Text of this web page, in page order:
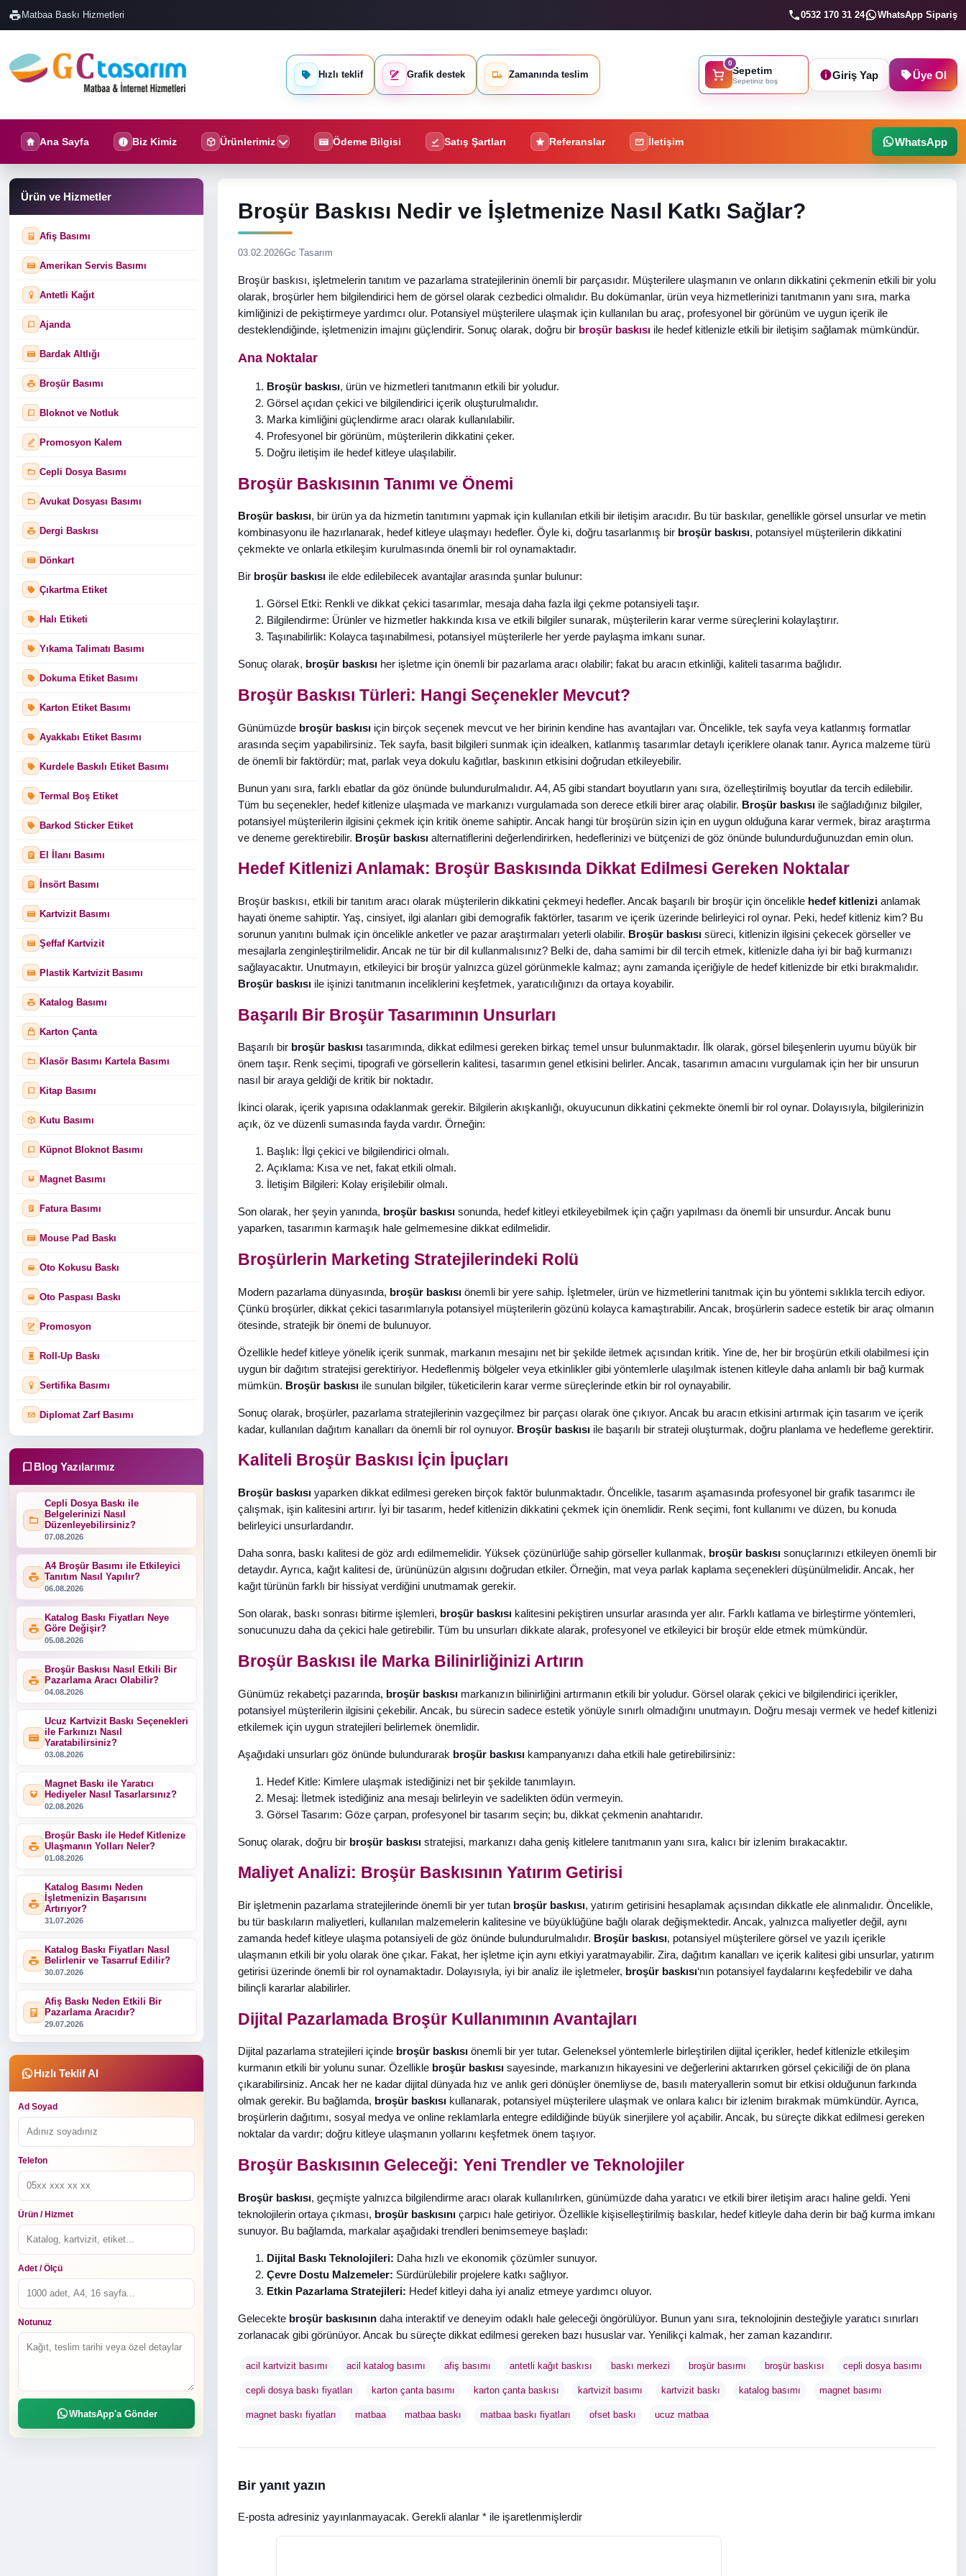
Matbaa Baskı Hizmetleri 0532 170 31 24 WhatsApp Sipariş
Hızlı teklif Grafik destek Zamanında teslim
0
Sepetim
Sepetiniz boş Giriş Yap Üye Ol
Ürünlerimiz
Ana Sayfa Biz Kimiz Ödeme Bilgisi Satış Şartları Referanslar İletişim WhatsApp
Ürün ve Hizmetler
Afiş Basımı
Amerikan Servis Basımı
Antetli Kağıt
Ajanda
Bardak Altlığı
Broşür Basımı
Bloknot ve Notluk
Promosyon Kalem
Cepli Dosya Basımı
Avukat Dosyası Basımı
Dergi Baskısı
Dönkart
Çıkartma Etiket
Halı Etiketi
Yıkama Talimatı Basımı
Dokuma Etiket Basımı
Karton Etiket Basımı
Ayakkabı Etiket Basımı
Kurdele Baskılı Etiket Basımı
Termal Boş Etiket
Barkod Sticker Etiket
El İlanı Basımı
İnsört Basımı
Kartvizit Basımı
Şeffaf Kartvizit
Plastik Kartvizit Basımı
Katalog Basımı
Karton Çanta
Klasör Basımı Kartela Basımı
Kitap Basımı
Kutu Basımı
Küpnot Bloknot Basımı
Magnet Basımı
Fatura Basımı
Mouse Pad Baskı
Oto Kokusu Baskı
Oto Paspası Baskı
Promosyon
Roll-Up Baskı
Sertifika Basımı
Diplomat Zarf Basımı
Blog Yazılarımız
Cepli Dosya Baskı ile
Belgelerinizi Nasıl
Düzenleyebilirsiniz?
07.08.2026
A4 Broşür Basımı ile Etkileyici
Tanıtım Nasıl Yapılır?
06.08.2026
Katalog Baskı Fiyatları Neye
Göre Değişir?
05.08.2026
Broşür Baskısı Nasıl Etkili Bir
Pazarlama Aracı Olabilir?
04.08.2026
Ucuz Kartvizit Baskı Seçenekleri
ile Farkınızı Nasıl
Yaratabilirsiniz?
03.08.2026
Magnet Baskı ile Yaratıcı
Hediyeler Nasıl Tasarlarsınız?
02.08.2026
Broşür Baskı ile Hedef Kitlenize
Ulaşmanın Yolları Neler?
01.08.2026
Katalog Basımı Neden
İşletmenizin Başarısını
Artırıyor?
31.07.2026
Katalog Baskı Fiyatları Nasıl
Belirlenir ve Tasarruf Edilir?
30.07.2026
Afiş Baskı Neden Etkili Bir
Pazarlama Aracıdır?
29.07.2026
Hızlı Teklif Al
Ad Soyad
Telefon
Ürün / Hizmet
Adet / Ölçü
Notunuz
WhatsApp'a Gönder
Broşür Baskısı Nedir ve İşletmenize Nasıl Katkı Sağlar?
03.02.2026Gc Tasarım
Broşür baskısı, işletmelerin tanıtım ve pazarlama stratejilerinin önemli bir parçasıdır. Müşterilere ulaşmanın ve onların dikkatini çekmenin etkili bir yolu
olarak, broşürler hem bilgilendirici hem de görsel olarak cezbedici olmalıdır. Bu dokümanlar, ürün veya hizmetlerinizi tanıtmanın yanı sıra, marka
kimliğinizi de pekiştirmeye yardımcı olur. Potansiyel müşterilere ulaşmak için kullanılan bu araç, profesyonel bir görünüm ve uygun içerik ile
desteklendiğinde, işletmenizin imajını güçlendirir. Sonuç olarak, doğru bir broşür baskısı ile hedef kitlenizle etkili bir iletişim sağlamak mümkündür.
Ana Noktalar
Broşür baskısı, ürün ve hizmetleri tanıtmanın etkili bir yoludur.
Görsel açıdan çekici ve bilgilendirici içerik oluşturulmalıdır.
Marka kimliğini güçlendirme aracı olarak kullanılabilir.
Profesyonel bir görünüm, müşterilerin dikkatini çeker.
Doğru iletişim ile hedef kitleye ulaşılabilir.
Broşür Baskısının Tanımı ve Önemi
Broşür baskısı, bir ürün ya da hizmetin tanıtımını yapmak için kullanılan etkili bir iletişim aracıdır. Bu tür baskılar, genellikle görsel unsurlar ve metin
kombinasyonu ile hazırlanarak, hedef kitleye ulaşmayı hedefler. Öyle ki, doğru tasarlanmış bir broşür baskısı, potansiyel müşterilerin dikkatini
çekmekte ve onlarla etkileşim kurulmasında önemli bir rol oynamaktadır.
Bir broşür baskısı ile elde edilebilecek avantajlar arasında şunlar bulunur:
Görsel Etki: Renkli ve dikkat çekici tasarımlar, mesaja daha fazla ilgi çekme potansiyeli taşır.
Bilgilendirme: Ürünler ve hizmetler hakkında kısa ve etkili bilgiler sunarak, müşterilerin karar verme süreçlerini kolaylaştırır.
Taşınabilirlik: Kolayca taşınabilmesi, potansiyel müşterilerle her yerde paylaşma imkanı sunar.
Sonuç olarak, broşür baskısı her işletme için önemli bir pazarlama aracı olabilir; fakat bu aracın etkinliği, kaliteli tasarıma bağlıdır.
Broşür Baskısı Türleri: Hangi Seçenekler Mevcut?
Günümüzde broşür baskısı için birçok seçenek mevcut ve her birinin kendine has avantajları var. Öncelikle, tek sayfa veya katlanmış formatlar
arasında seçim yapabilirsiniz. Tek sayfa, basit bilgileri sunmak için idealken, katlanmış tasarımlar detaylı içeriklere olanak tanır. Ayrıca malzeme türü
de önemli bir faktördür; mat, parlak veya dokulu kağıtlar, baskının etkisini doğrudan etkileyebilir.
Bunun yanı sıra, farklı ebatlar da göz önünde bulundurulmalıdır. A4, A5 gibi standart boyutların yanı sıra, özelleştirilmiş boyutlar da tercih edilebilir.
Tüm bu seçenekler, hedef kitlenize ulaşmada ve markanızı vurgulamada son derece etkili birer araç olabilir. Broşür baskısı ile sağladığınız bilgiler,
potansiyel müşterilerin ilgisini çekmek için kritik öneme sahiptir. Ancak hangi tür broşürün sizin için en uygun olduğuna karar vermek, biraz araştırma
ve deneme gerektirebilir. Broşür baskısı alternatiflerini değerlendirirken, hedeflerinizi ve bütçenizi de göz önünde bulundurduğunuzdan emin olun.
Hedef Kitlenizi Anlamak: Broşür Baskısında Dikkat Edilmesi Gereken Noktalar
Broşür baskısı, etkili bir tanıtım aracı olarak müşterilerin dikkatini çekmeyi hedefler. Ancak başarılı bir broşür için öncelikle hedef kitlenizi anlamak
hayati öneme sahiptir. Yaş, cinsiyet, ilgi alanları gibi demografik faktörler, tasarım ve içerik üzerinde belirleyici rol oynar. Peki, hedef kitleniz kim? Bu
sorunun yanıtını bulmak için öncelikle anketler ve pazar araştırmaları yeterli olabilir. Broşür baskısı süreci, kitlenizin ilgisini çekecek görseller ve
mesajlarla zenginleştirilmelidir. Ancak ne tür bir dil kullanmalısınız? Belki de, daha samimi bir dil tercih etmek, kitlenizle daha iyi bir bağ kurmanızı
sağlayacaktır. Unutmayın, etkileyici bir broşür yalnızca güzel görünmekle kalmaz; aynı zamanda içeriğiyle de hedef kitlenizde bir etki bırakmalıdır.
Broşür baskısı ile işinizi tanıtmanın inceliklerini keşfetmek, yaratıcılığınızı da ortaya koyabilir.
Başarılı Bir Broşür Tasarımının Unsurları
Başarılı bir broşür baskısı tasarımında, dikkat edilmesi gereken birkaç temel unsur bulunmaktadır. İlk olarak, görsel bileşenlerin uyumu büyük bir
önem taşır. Renk seçimi, tipografi ve görsellerin kalitesi, tasarımın genel etkisini belirler. Ancak, tasarımın amacını vurgulamak için her bir unsurun
nasıl bir araya geldiği de kritik bir noktadır.
İkinci olarak, içerik yapısına odaklanmak gerekir. Bilgilerin akışkanlığı, okuyucunun dikkatini çekmekte önemli bir rol oynar. Dolayısıyla, bilgilerinizin
açık, öz ve düzenli sumasında fayda vardır. Örneğin:
Başlık: İlgi çekici ve bilgilendirici olmalı.
Açıklama: Kısa ve net, fakat etkili olmalı.
İletişim Bilgileri: Kolay erişilebilir olmalı.
Son olarak, her şeyin yanında, broşür baskısı sonunda, hedef kitleyi etkileyebilmek için çağrı yapılması da önemli bir unsurdur. Ancak bunu
yaparken, tasarımın karmaşık hale gelmemesine dikkat edilmelidir.
Broşürlerin Marketing Stratejilerindeki Rolü
Modern pazarlama dünyasında, broşür baskısı önemli bir yere sahip. İşletmeler, ürün ve hizmetlerini tanıtmak için bu yöntemi sıklıkla tercih ediyor.
Çünkü broşürler, dikkat çekici tasarımlarıyla potansiyel müşterilerin gözünü kolayca kamaştırabilir. Ancak, broşürlerin sadece estetik bir araç olmanın
ötesinde, stratejik bir önemi de bulunuyor.
Özellikle hedef kitleye yönelik içerik sunmak, markanın mesajını net bir şekilde iletmek açısından kritik. Yine de, her bir broşürün etkili olabilmesi için
uygun bir dağıtım stratejisi gerektiriyor. Hedeflenmiş bölgeler veya etkinlikler gibi yöntemlerle ulaşılmak istenen kitleyle daha anlamlı bir bağ kurmak
mümkün. Broşür baskısı ile sunulan bilgiler, tüketicilerin karar verme süreçlerinde etkin bir rol oynayabilir.
Sonuç olarak, broşürler, pazarlama stratejilerinin vazgeçilmez bir parçası olarak öne çıkıyor. Ancak bu aracın etkisini artırmak için tasarım ve içerik
kadar, kullanılan dağıtım kanalları da önemli bir rol oynuyor. Broşür baskısı ile başarılı bir strateji oluşturmak, doğru planlama ve hedefleme gerektirir.
Kaliteli Broşür Baskısı İçin İpuçları
Broşür baskısı yaparken dikkat edilmesi gereken birçok faktör bulunmaktadır. Öncelikle, tasarım aşamasında profesyonel bir grafik tasarımcı ile
çalışmak, işin kalitesini artırır. İyi bir tasarım, hedef kitlenizin dikkatini çekmek için önemlidir. Renk seçimi, font kullanımı ve düzen, bu konuda
belirleyici unsurlardandır.
Daha sonra, baskı kalitesi de göz ardı edilmemelidir. Yüksek çözünürlüğe sahip görseller kullanmak, broşür baskısı sonuçlarınızı etkileyen önemli bir
detaydır. Ayrıca, kağıt kalitesi de, ürününüzün algısını doğrudan etkiler. Örneğin, mat veya parlak kaplama seçenekleri düşünülmelidir. Ancak, her
kağıt türünün farklı bir hissiyat verdiğini unutmamak gerekir.
Son olarak, baskı sonrası bitirme işlemleri, broşür baskısı kalitesini pekiştiren unsurlar arasında yer alır. Farklı katlama ve birleştirme yöntemleri,
sonucunuzu daha da çekici hale getirebilir. Tüm bu unsurları dikkate alarak, profesyonel ve etkileyici bir broşür elde etmek mümkündür.
Broşür Baskısı ile Marka Bilinirliğinizi Artırın
Günümüz rekabetçi pazarında, broşür baskısı markanızın bilinirliğini artırmanın etkili bir yoludur. Görsel olarak çekici ve bilgilendirici içerikler,
potansiyel müşterilerin ilgisini çekebilir. Ancak, bu sürecin sadece estetik yönüyle sınırlı olmadığını unutmayın. Doğru mesajı vermek ve hedef kitlenizi
etkilemek için uygun stratejileri belirlemek önemlidir.
Aşağıdaki unsurları göz önünde bulundurarak broşür baskısı kampanyanızı daha etkili hale getirebilirsiniz:
Hedef Kitle: Kimlere ulaşmak istediğinizi net bir şekilde tanımlayın.
Mesaj: İletmek istediğiniz ana mesajı belirleyin ve sadelikten ödün vermeyin.
Görsel Tasarım: Göze çarpan, profesyonel bir tasarım seçin; bu, dikkat çekmenin anahtarıdır.
Sonuç olarak, doğru bir broşür baskısı stratejisi, markanızı daha geniş kitlelere tanıtmanın yanı sıra, kalıcı bir izlenim bırakacaktır.
Maliyet Analizi: Broşür Baskısının Yatırım Getirisi
Bir işletmenin pazarlama stratejilerinde önemli bir yer tutan broşür baskısı, yatırım getirisini hesaplamak açısından dikkatle ele alınmalıdır. Öncelikle,
bu tür baskıların maliyetleri, kullanılan malzemelerin kalitesine ve büyüklüğüne bağlı olarak değişmektedir. Ancak, yalnızca maliyetler değil, aynı
zamanda hedef kitleye ulaşma potansiyeli de göz önünde bulundurulmalıdır. Broşür baskısı, potansiyel müşterilere görsel ve yazılı içerikle
ulaşmanın etkili bir yolu olarak öne çıkar. Fakat, her işletme için aynı etkiyi yaratmayabilir. Zira, dağıtım kanalları ve içerik kalitesi gibi unsurlar, yatırım
getirisi üzerinde önemli bir rol oynamaktadır. Dolayısıyla, iyi bir analiz ile işletmeler, broşür baskısı‘nın potansiyel faydalarını keşfedebilir ve daha
bilinçli kararlar alabilirler.
Dijital Pazarlamada Broşür Kullanımının Avantajları
Dijital pazarlama stratejileri içinde broşür baskısı önemli bir yer tutar. Geleneksel yöntemlerle birleştirilen dijital içerikler, hedef kitlenizle etkileşim
kurmanın etkili bir yolunu sunar. Özellikle broşür baskısı sayesinde, markanızın hikayesini ve değerlerini aktarırken görsel çekiciliği de ön plana
çıkarabilirsiniz. Ancak her ne kadar dijital dünyada hız ve anlık geri dönüşler önemliyse de, basılı materyallerin somut bir etkisi olduğunun farkında
olmak gerekir. Bu bağlamda, broşür baskısı kullanarak, potansiyel müşterilere ulaşmak ve onlara kalıcı bir izlenim bırakmak mümkündür. Ayrıca,
broşürlerin dağıtımı, sosyal medya ve online reklamlarla entegre edildiğinde büyük sinerjilere yol açabilir. Ancak, bu süreçte dikkat edilmesi gereken
noktalar da vardır; doğru kitleye ulaşmanın yollarını keşfetmek önem taşıyor.
Broşür Baskısının Geleceği: Yeni Trendler ve Teknolojiler
Broşür baskısı, geçmişte yalnızca bilgilendirme aracı olarak kullanılırken, günümüzde daha yaratıcı ve etkili birer iletişim aracı haline geldi. Yeni
teknolojilerin ortaya çıkması, broşür baskısını çarpıcı hale getiriyor. Özellikle kişiselleştirilmiş baskılar, hedef kitleyle daha derin bir bağ kurma imkanı
sunuyor. Bu bağlamda, markalar aşağıdaki trendleri benimsemeye başladı:
Dijital Baskı Teknolojileri: Daha hızlı ve ekonomik çözümler sunuyor.
Çevre Dostu Malzemeler: Sürdürülebilir projelere katkı sağlıyor.
Etkin Pazarlama Stratejileri: Hedef kitleyi daha iyi analiz etmeye yardımcı oluyor.
Gelecekte broşür baskısının daha interaktif ve deneyim odaklı hale geleceği öngörülüyor. Bunun yanı sıra, teknolojinin desteğiyle yaratıcı sınırları
zorlanacak gibi görünüyor. Ancak bu süreçte dikkat edilmesi gereken bazı hususlar var. Yenilikçi kalmak, her zaman kazandırır.
acil kartvizit basımı acil katalog basımı afiş basımı antetli kağıt baskısı baskı merkezi broşür basımı broşür baskısı cepli dosya basımı
cepli dosya baskı fiyatları karton çanta basımı karton çanta baskısı kartvizit basımı kartvizit baskı katalog basımı magnet basımı
magnet baskı fiyatları matbaa matbaa baskı matbaa baskı fiyatları ofset baskı ucuz matbaa
Bir yanıt yazın
E-posta adresiniz yayınlanmayacak. Gerekli alanlar * ile işaretlenmişlerdir